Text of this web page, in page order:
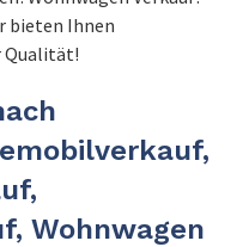
bieten Ihnen
Qualität!
Wohnwagen